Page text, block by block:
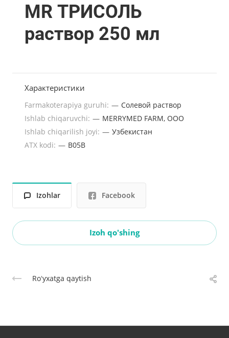
MR ТРИСОЛЬ
раствор 250 мл
Характеристики
Farmakoterapiya guruhi: — Солевой раствор
Ishlab chiqaruvchi: — MERRYMED FARM, ООО
Ishlab chiqarilish joyi: — Узбекистан
ATX kodi: — B05B
Izohlar Facebook
Izoh qo'shing
Roʻyxatga qaytish